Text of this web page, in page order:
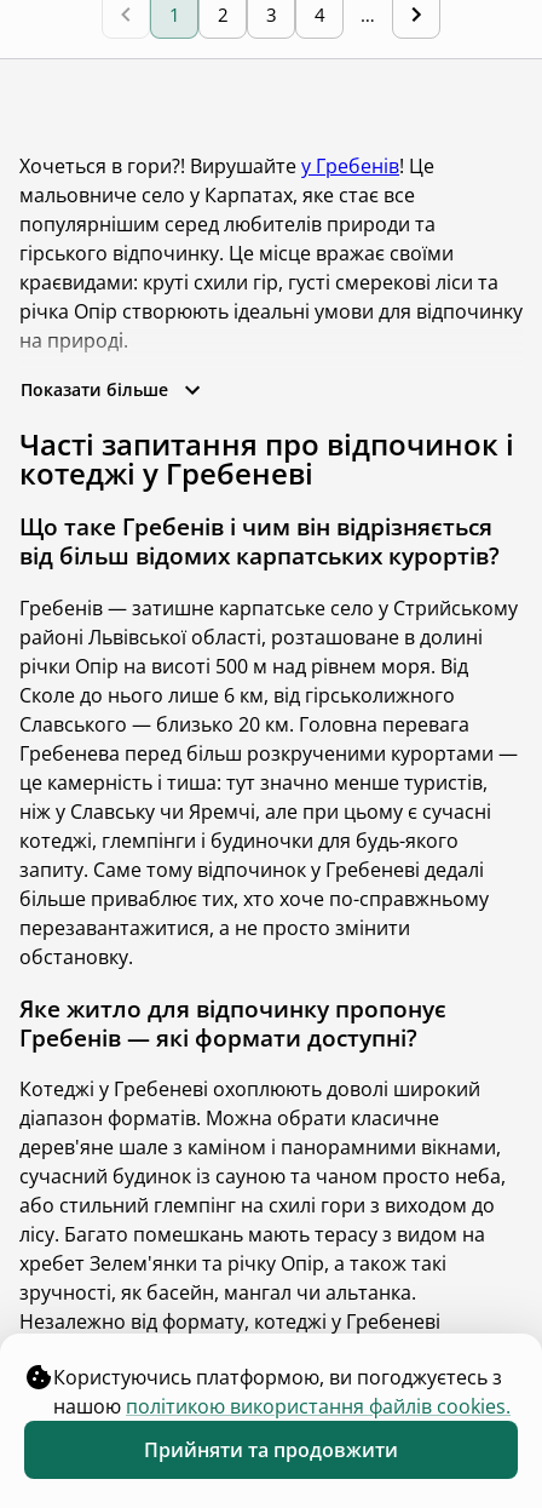
1 2 3 4 …
Хочеться в гори?! Вирушайтеу Гребенів! Це
мальовниче село у Карпатах, яке стає все
популярнішим серед любителів природи та
гірського відпочинку. Це місце вражає своїми
краєвидами: круті схили гір, густі смерекові ліси та
річка Опір створюють ідеальні умови для відпочинку
на природі.
Сучасні будиночки та котеджі у Гребеневі стануть
втекти від шуму міста та буденної метушні. Гребенів
приваблює камерністю і спокоєм: тут менше
досить багато сучасних помешкань для відпочинку.
Ви можете оселитись у глемпінгу на схилі гори чи у
території. На нашій платформі на вас чекають
різноманітні варіанти будинків у Гребеневі для
відпустки.
Найкращі котеджі Гребенева для
відпочинку на Hutshub
Якщо шукаєте ідеальний будиночок у Гребеневі,
платформа Hutshub пропонує широкий вибір
варіантів на різний бюджет. Щоб потрапити на
платформу усі помешкання проходять ретельний
відбір. На Hutshub є лише ті будиночки, що
вирізняються атмосферою, краєвидами та локацією,
сервісу.
легко і з приємністю відшукати саме те помешкання,
що припаде вам до смаку. Гості можуть вибрати
затишний котедж на схилі гори з панорамними
вікнами, сучасний будинок із басейном чи стильне
дерев'яне шале з каміном для теплих вечорів з
близькими. Кожен варіант має детальні фото та
опис, щоб ви могли обрати ідеальне місце для
незабутньої відпустки.
відпочинку: у чому їхня
перевага?
Сучасні котеджі у Гребеневі поєднують у собі
Показати більше
Часті запитання про відпочинок і
котеджі у Гребеневі
Що таке Гребенів і чим він відрізняється
від більш відомих карпатських курортів?
Гребенів — затишне карпатське село у Стрийському
районі Львівської області, розташоване в долині
річки Опір на висоті 500 м над рівнем моря. Від
Сколе до нього лише 6 км, від гірськолижного
Славського — близько 20 км. Головна перевага
Гребенева перед більш розкрученими курортами —
це камерність і тиша: тут значно менше туристів,
ніж у Славську чи Яремчі, але при цьому є сучасні
котеджі, глемпінги і будиночки для будь-якого
запиту. Саме тому відпочинок у Гребеневі дедалі
більше приваблює тих, хто хоче по-справжньому
перезавантажитися, а не просто змінити
обстановку.
Яке житло для відпочинку пропонує
Гребенів — які формати доступні?
Котеджі у Гребеневі охоплюють доволі широкий
діапазон форматів. Можна обрати класичне
дерев'яне шале з каміном і панорамними вікнами,
сучасний будинок із сауною та чаном просто неба,
або стильний глемпінг на схилі гори з виходом до
лісу. Багато помешкань мають терасу з видом на
хребет Зелем'янки та річку Опір, а також такі
зручності, як басейн, мангал чи альтанка.
Незалежно від формату, котеджі у Гребеневі
невідтворною природою Карпат.
Скільки коштує оренда котеджу у
Користуючись платформою, ви погоджуєтесь з
нашою політикою використання файлів cookies.
Прийняти та продовжити
Каталог